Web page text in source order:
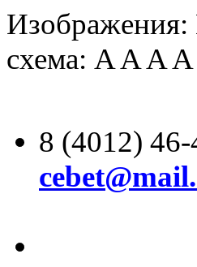
Изображения:
схема: AAAA
8 (4012)